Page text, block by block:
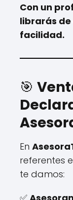
Con un
librarás de
facilidad.
🎯
En
referentes
te damos: